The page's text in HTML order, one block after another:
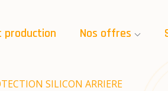
production Nos offres
SILICON ARRIERE